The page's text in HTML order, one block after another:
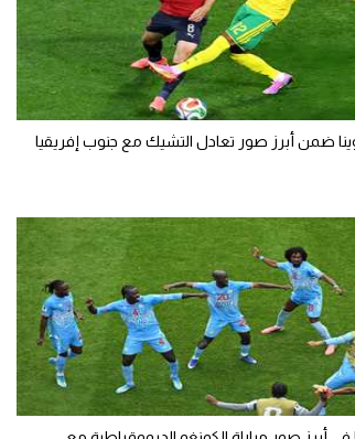
ضمن أبرز صور تعادل التشيك مع جنوب إفريقيا